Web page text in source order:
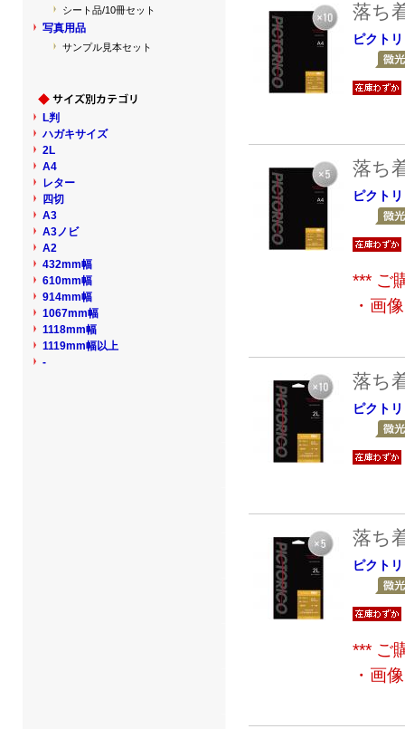
落ち
ピクト
落ち
ピクト
*** ご
・画
落ち
ピクト
落ち
ピクト
*** ご
・画
シート品/10冊セット
写真用品
サンプル見本セット
L判
ハガキサイズ
2L
A4
レター
四切
A3
A3ノビ
A2
432mm幅
610mm幅
914mm幅
1067mm幅
1118mm幅
1119mm幅以上
-